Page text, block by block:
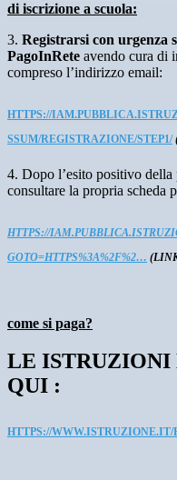
di iscrizione a scuola:
3. Registrarsi con urgenza
PagoInRete avendo cura di
compreso l’indirizzo email:
HTTPS://
SSUM/REGISTRAZIONE/STEP1/
4. Dopo l’esito positivo
consultare la propria scheda
HTTPS://
GOTO=HTTPS%3A%2F%2…
come si paga?
LE ISTRUZIONI
QUI :
HTTPS://